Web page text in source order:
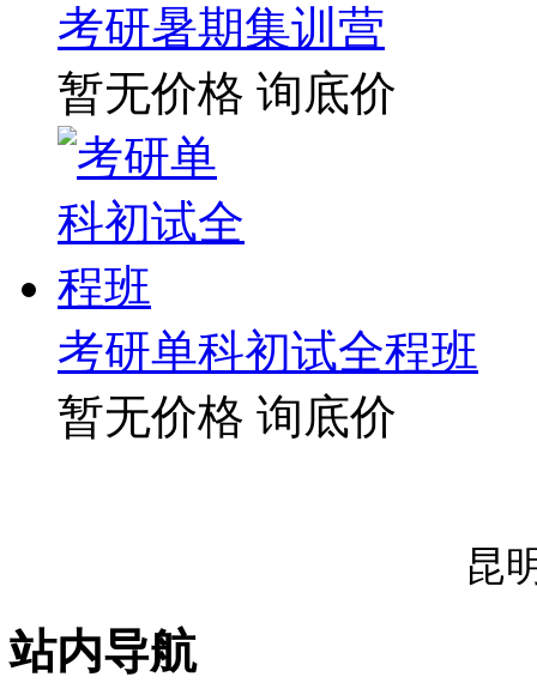
考研暑期集训营
暂无价格 询底价
考研单科初试全程班
暂无价格 询底价
昆
站内导航